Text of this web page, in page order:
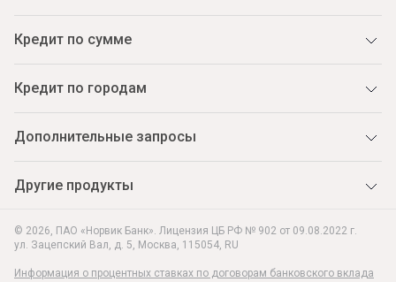
© 2026, ПАО «Норвик Банк». Лицензия ЦБ РФ № 902 от 09.08.2022 г.
ул. Зацепский Вал, д. 5, Москва, 115054, RU
Информация о процентных ставках по договорам банковского вклада
Кредит по сумме
Кредит по городам
Дополнительные запросы
Другие продукты